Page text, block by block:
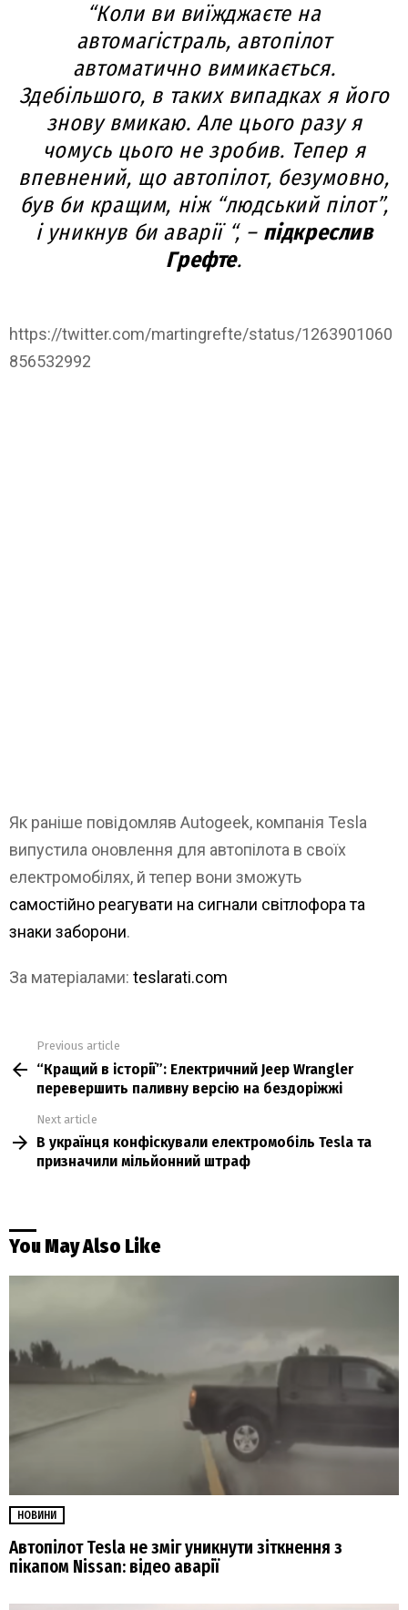
“Коли ви виїжджаєте на
автомагістраль, автопілот
автоматично вимикається.
Здебільшого, в таких випадках я його
знову вмикаю. Але цього разу я
чомусь цього не зробив. Тепер я
впевнений, що автопілот, безумовно,
був би кращим, ніж “людський пілот”,
і уникнув би аварії “, – підкреслив
Грефте.
https://twitter.com/martingrefte/status/1263901060
856532992
Як раніше повідомляв Autogeek, компанія Tesla
випустила оновлення для автопілота в своїх
електромобілях, й тепер вони зможуть
самостійно реагувати на сигнали світлофора та
знаки заборони.
За матеріалами: teslarati.com
more
Previous article
“Кращий в історії”: Електричний Jeep Wrangler
перевершить паливну версію на бездоріжжі
Next article
В українця конфіскували електромобіль Tesla та
призначили мільйонний штраф
You May Also Like
НОВИНИ
Автопілот Tesla не зміг уникнути зіткнення з
пікапом Nissan: відео аварії